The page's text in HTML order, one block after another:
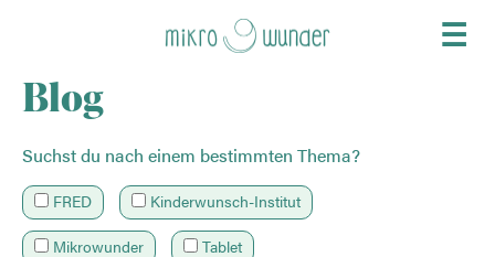
☰
Blog
Suchst du nach einem bestimmten Thema?
FRED Kinderwunsch-Institut
Mikrowunder Tablet